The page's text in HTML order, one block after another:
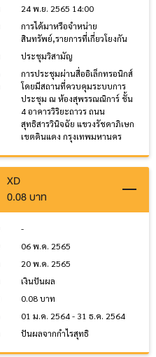
24 พ.ย. 2565 14:00
การได้มาหรือจำหน่าย
สินทรัพย์,รายการที่เกี่ยวโยงกัน
ประชุมวิสามัญ
การประชุมผ่านสื่ออิเล็กทรอนิกส์
โดยมีสถานที่ควบคุมระบบการ
ประชุม ณ ห้องสุพรรณณิการ์ ชั้น
4 อาคารวิริยะถาวร ถนน
สุทธิสารวินิจฉัย แขวงรัชดาภิเษก
เขตดินแดง กรุงเทพมหานคร
XD
0.08 บาท
-
06 พ.ค. 2565
20 พ.ค. 2565
เงินปันผล
0.08 บาท
01 ม.ค. 2564 - 31 ธ.ค. 2564
ปันผลจากกำไรสุทธิ